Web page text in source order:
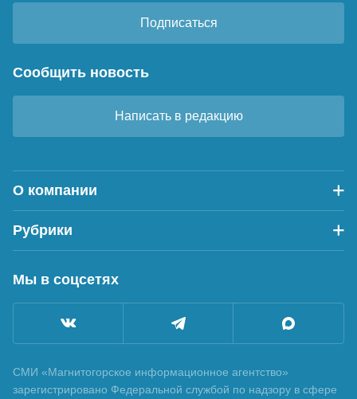
Подписаться
Сообщить новость
Написать в редакцию
О компании
Рубрики
Мы в соцсетях
СМИ «Магнитогорское информационное агентство»
зарегистрировано Федеральной службой по надзору в сфере